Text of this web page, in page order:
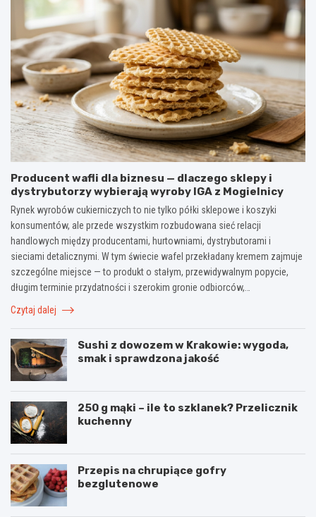
Producent wafli dla biznesu — dlaczego sklepy i
dystrybutorzy wybierają wyroby IGA z Mogielnicy
Rynek wyrobów cukierniczych to nie tylko półki sklepowe i koszyki
konsumentów, ale przede wszystkim rozbudowana sieć relacji
handlowych między producentami, hurtowniami, dystrybutorami i
sieciami detalicznymi. W tym świecie wafel przekładany kremem zajmuje
szczególne miejsce — to produkt o stałym, przewidywalnym popycie,
długim terminie przydatności i szerokim gronie odbiorców,…
Czytaj dalej
Sushi z dowozem w Krakowie: wygoda,
smak i sprawdzona jakość
250 g mąki – ile to szklanek? Przelicznik
kuchenny
Przepis na chrupiące gofry
bezglutenowe